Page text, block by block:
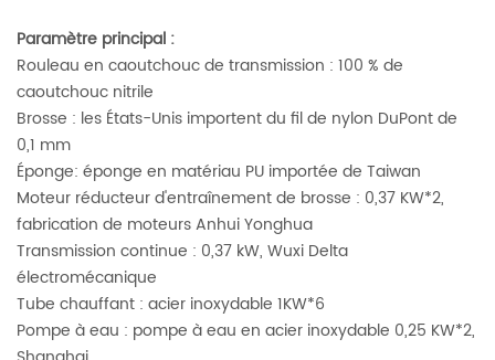
Paramètre principal :
Rouleau en caoutchouc de transmission : 100 % de
caoutchouc nitrile
Brosse : les États-Unis importent du fil de nylon DuPont de
0,1 mm
Éponge: éponge en matériau PU importée de Taiwan
Moteur réducteur d'entraînement de brosse : 0,37 KW*2,
fabrication de moteurs Anhui Yonghua
Transmission continue : 0,37 kW, Wuxi Delta
électromécanique
Tube chauffant : acier inoxydable 1KW*6
Pompe à eau : pompe à eau en acier inoxydable 0,25 KW*2,